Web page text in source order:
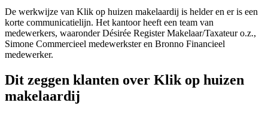
De werkwijze van Klik op huizen makelaardij is helder en er is een
korte communicatielijn. Het kantoor heeft een team van
medewerkers, waaronder Désirée Register Makelaar/Taxateur o.z.,
Simone Commercieel medewerkster en Bronno Financieel
medewerker.
Dit zeggen klanten over Klik op huizen
makelaardij